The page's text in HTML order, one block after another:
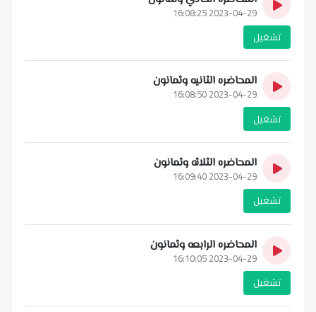
2023-04-29 16:08:25
تشغيل
المحاضره الثانيه وثمانون
2023-04-29 16:08:50
تشغيل
المحاضره الثلاثه وثمانون
2023-04-29 16:09:40
تشغيل
المحاضره الرابعه وثمانون
2023-04-29 16:10:05
تشغيل